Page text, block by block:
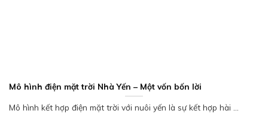
Mô hình điện mặt trời Nhà Yến – Một vốn bốn lời
Mô hình kết hợp điện mặt trời với nuôi yến là sự kết hợp hài ...